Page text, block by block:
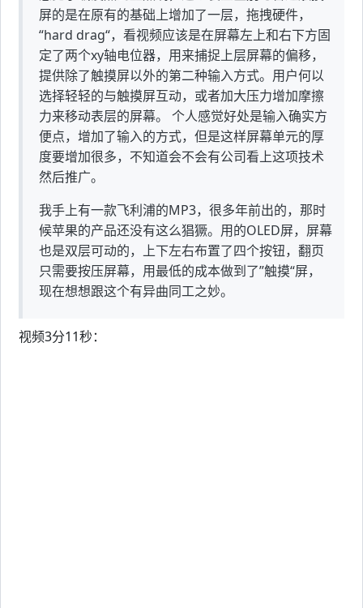
屏的是在原有的基础上增加了一层，拖拽硬件，
“hard drag“，看视频应该是在屏幕左上和右下方固
定了两个xy轴电位器，用来捕捉上层屏幕的偏移，
提供除了触摸屏以外的第二种输入方式。用户何以
选择轻轻的与触摸屏互动，或者加大压力增加摩擦
力来移动表层的屏幕。 个人感觉好处是输入确实方
便点，增加了输入的方式，但是这样屏幕单元的厚
度要增加很多，不知道会不会有公司看上这项技术
然后推广。
我手上有一款飞利浦的MP3，很多年前出的，那时
候苹果的产品还没有这么猖獗。用的OLED屏，屏幕
也是双层可动的，上下左右布置了四个按钮，翻页
只需要按压屏幕，用最低的成本做到了”触摸“屏，
现在想想跟这个有异曲同工之妙。
视频3分11秒：